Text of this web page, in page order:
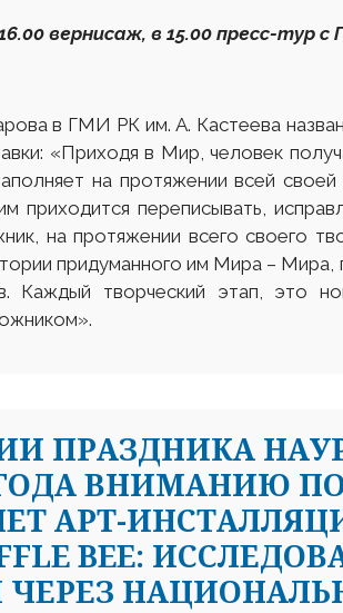
вернисаж, в 15.00 пресс-тур
в ГМИ РК им. А. Кастеева
«Приходя в Мир, человек
на протяжении всей
приходится переписывать,
на протяжении всего своего
придуманного им Мира – Мира,
Каждый творческий этап, это
ПРАЗДНИКА
ГОДА ВНИМАНИЮ
АРТ-
BEE: